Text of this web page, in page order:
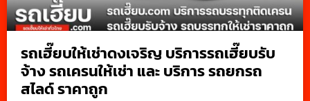
รถเฮี๊ยบให้เช่าดงเจริญ บริการรถเฮี๊ยบรับ
จ้าง รถเครนให้เช่า และ บริการ รถยกรถ
สไลด์ ราคาถูก